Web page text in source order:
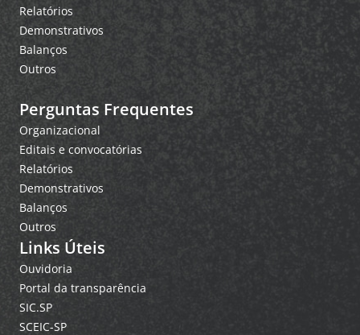
Relatórios
Demonstrativos
Balanços
Outros
Perguntas Frequentes
Organizacional
Editais e convocatórias
Relatórios
Demonstrativos
Balanços
Outros
Links Úteis
Ouvidoria
Portal da transparência
SIC.SP
SCEIC-SP